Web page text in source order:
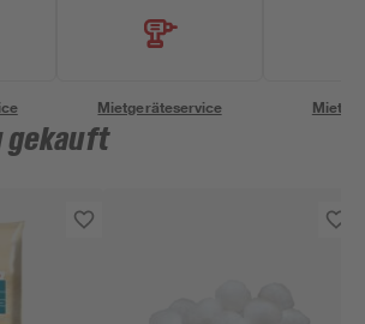
Mietgeräteservice
gekauft